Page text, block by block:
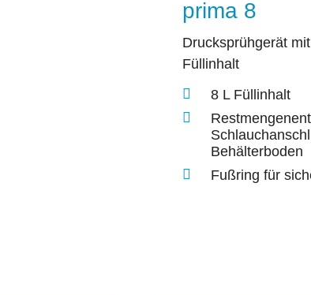
prima 8
Drucksprühgerät
Füllinhalt
8 L Füllinhalt
Behälterboden
Fußring für